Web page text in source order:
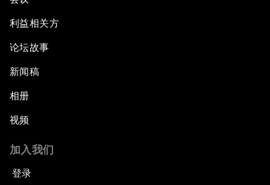
利益相关方
论坛故事
新闻稿
相册
视频
加入我们
登录